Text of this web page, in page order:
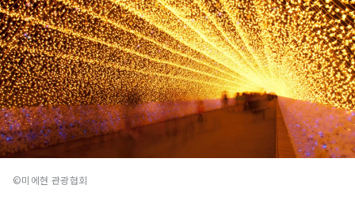
©미에현 관광협회